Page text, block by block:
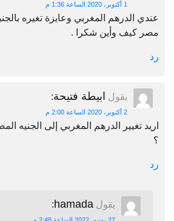
1 أكتوبر، 2020 الساعة 1:36 م
عندي الدرهم المغربي وعايزة تغيره
مصر كيف وأين شكرا .
رد
يقول ابيطة فتيحة:
2 أكتوبر، 2020 الساعة 2:00 م
اريد تغيير الدرهم المغربي إلى الجنيه
؟
رد
يقول hamada
: